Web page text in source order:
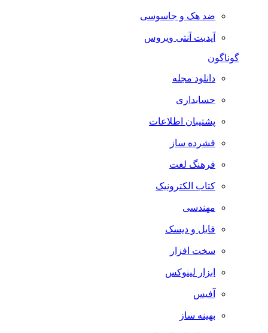
ضد هک و جاسوسی
آپدیت آنتی ویروس
گوناگون
دانلود مجله
حسابداری
پشتیبان اطلاعات
فشرده ساز
فرهنگ لغت
کتاب الکترونیک
مهندسی
فایل و دیسک
سخت افزار
ابزار لینوکس
آفیس
بهینه ساز